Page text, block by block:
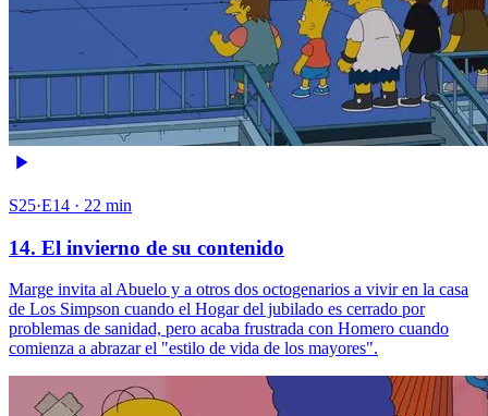
S25·E14 · 22 min
14. El invierno de su contenido
Marge invita al Abuelo y a otros dos octogenarios a vivir en la casa
de Los Simpson cuando el Hogar del jubilado es cerrado por
problemas de sanidad, pero acaba frustrada con Homero cuando
comienza a abrazar el "estilo de vida de los mayores".